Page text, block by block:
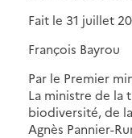
Fait le 31 juillet
François Bayrou
Par le Premier
La ministre de la
biodiversité, de
Agnès Pannier-